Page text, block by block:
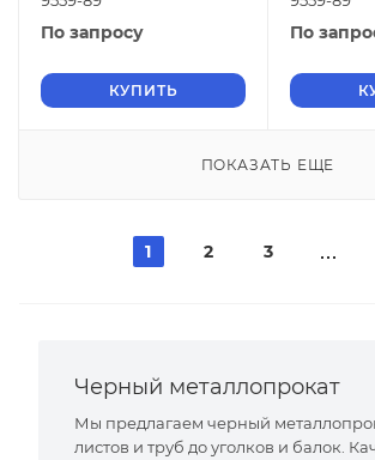
По запросу
КУПИТЬ
По
ПОКАЗАТЬ ЕЩЕ
1 2 3
Черный металлопрокат
Мы предлагаем черный
листов и труб до уголков и балок.